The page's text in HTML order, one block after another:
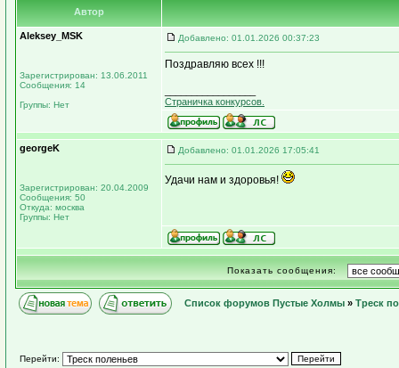
Автор
Aleksey_MSK
Зарегистрирован: 13.06.2011
Сообщения: 14
Группы: Нет
Добавлено: 01.01.2026 00:37:23
Поздравляю всех !!!
Страничка конкурсов.
georgeK
Зарегистрирован: 20.04.2009
Сообщения: 50
Откуда: москва
Группы: Нет
Добавлено: 01.01.2026 17:05:41
Удачи нам и здоровья!
Показать сообщения:
Список форумов Пустые Холмы » Треск
Перейти: